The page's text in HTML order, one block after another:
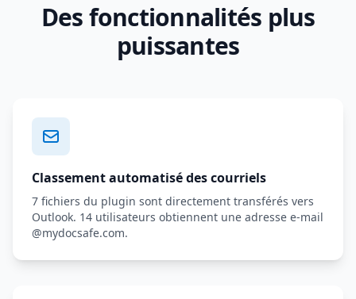
Des fonctionnalités plus
puissantes
Classement automatisé des courriels
7 fichiers du plugin sont directement transférés vers
Outlook. 14 utilisateurs obtiennent une adresse e-mail
@mydocsafe.com.